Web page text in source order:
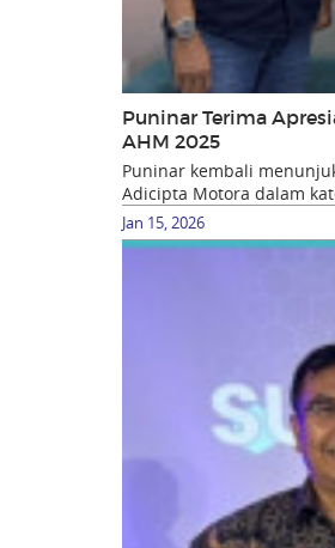
Puninar Terima
AHM 2025
Puninar kembali
Adicipta Motora dalam
Jan 15, 2026